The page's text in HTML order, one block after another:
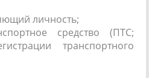
личность;
средство (ПТС;
транспортного